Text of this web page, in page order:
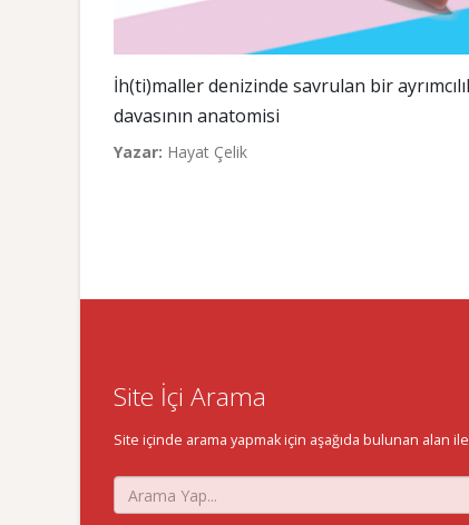
İh(ti)maller denizinde savrulan bir
davasının anatomisi
Yazar: Hayat Çelik
Site İçi Arama
Site içinde arama yapmak için aşağıda bulunan alan